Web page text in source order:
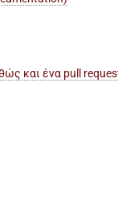
και ένα pull